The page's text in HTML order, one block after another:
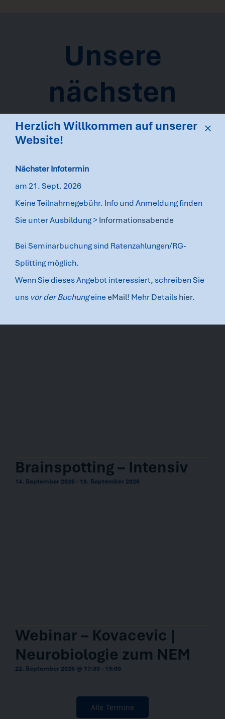
Unsere
nächsten
Termine
Kinder und Jugendliche –
Wien
Brainspotting – Intensiv
14. September 2026 - 18. September 2026
Webinar – Kovacevic |
Neurobiologie zum NEM
22. September 2026 @ 17:30 - 19:00
Alle Termine
Herzlich Willkommen auf unserer
Website!
Nächster Infotermin
am 21. Sept. 2026
Keine Teilnahmegebühr. Info und Anmeldung finden
Sie unter Ausbildung >Informationsabende
Bei Seminarbuchung sind Ratenzahlungen/RG-
Splitting möglich.
Wenn Sie dieses Angebot interessiert, schreiben Sie
uns vor der Buchungeine eMail! Mehr Detailshier.